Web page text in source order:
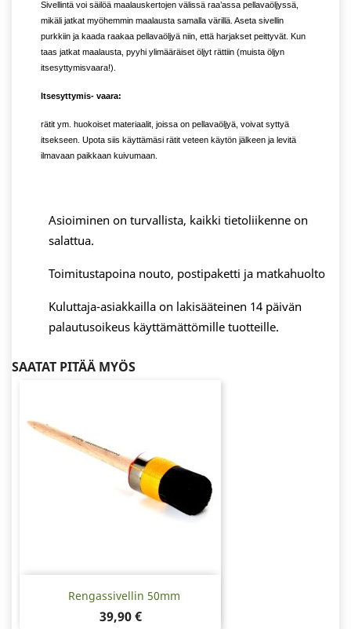
Sivellintä voi säilöä maalauskertojen välissä raa’assa pellavaöljyssä,
mikäli jatkat myöhemmin maalausta samalla värillä. Aseta sivellin
purkkiin ja kaada raakaa pellavaöljyä niin, että harjakset peittyvät. Kun
taas jatkat maalausta, pyyhi ylimääräiset öljyt rättiin (muista öljyn
itsesyttymisvaara!).
Itsesyttymis- vaara:
rätit ym. huokoiset materiaalit, joissa on pellavaöljyä, voivat syttyä
itsekseen. Upota siis käyttämäsi rätit veteen käytön jälkeen ja levitä
ilmavaan paikkaan kuivumaan.
Asioiminen on turvallista, kaikki tietoliikenne on
salattua.
Toimitustapoina nouto, postipaketti ja matkahuolto
Kuluttaja-asiakkailla on lakisääteinen 14 päivän
palautusoikeus käyttämättömille tuotteille.
SAATAT PITÄÄ MYÖS
Rengassivellin 50mm
Hinta
39,90 €